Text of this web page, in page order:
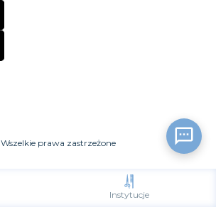
Instytucje
Wszelkie prawa zastrzeżone